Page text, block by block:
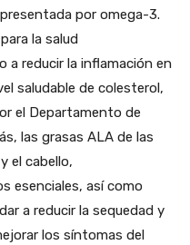
por omega-3.
la salud
a reducir la inflamación en
saludable de colesterol,
el Departamento de
las grasas ALA de las
el cabello,
esenciales, así como
a reducir la sequedad y
los síntomas del